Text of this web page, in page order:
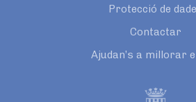
Protecció de
Contactar
Ajudan’s a millorar